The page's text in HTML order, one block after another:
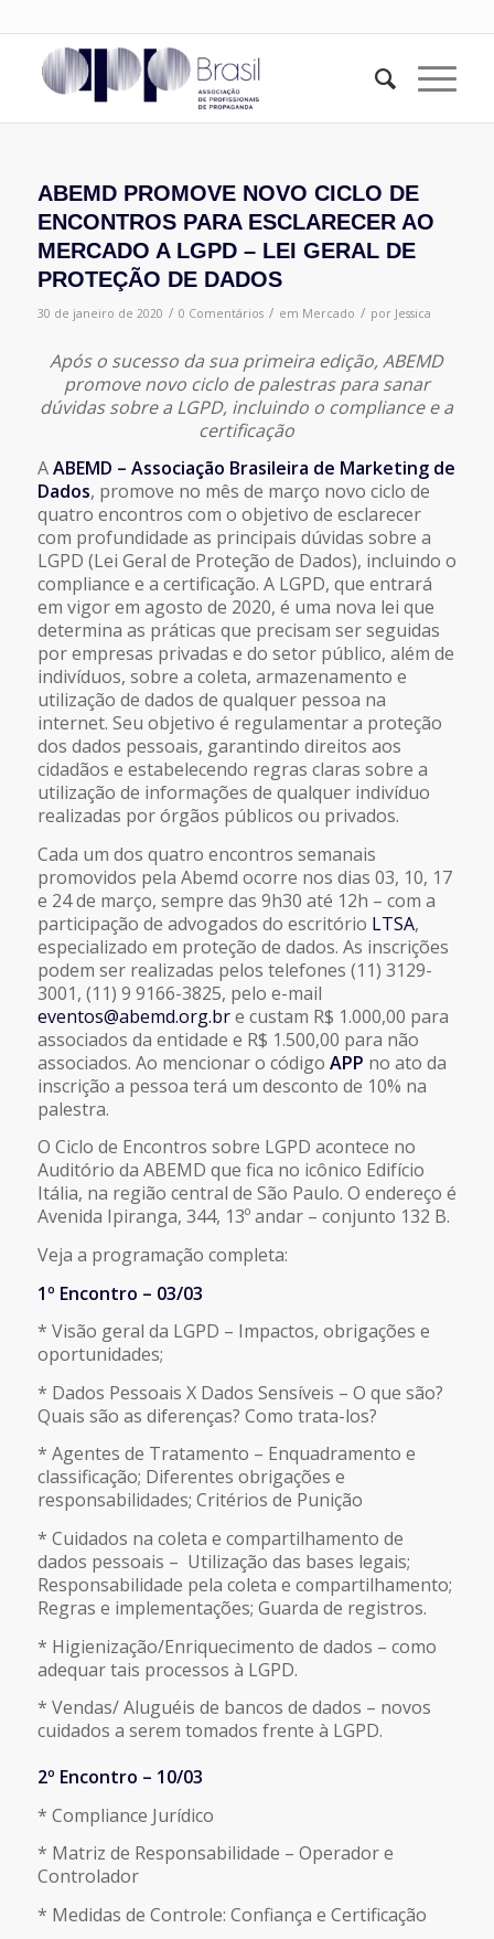
ABEMD PROMOVE NOVO CICLO DE
ENCONTROS PARA ESCLARECER AO
MERCADO A LGPD – LEI GERAL DE
PROTEÇÃO DE DADOS
30 de janeiro de 2020 / 0 Comentários / em Mercado / por Jessica
Após o sucesso da sua primeira edição, ABEMD
promove novo ciclo de palestras para sanar
dúvidas sobre a LGPD, incluindo o compliance e a
certificação
AABEMD – Associação Brasileira de Marketing de
Dados, promove no mês de março novo ciclo de
quatro encontros com o objetivo de esclarecer
com profundidade as principais dúvidas sobre a
LGPD (Lei Geral de Proteção de Dados), incluindo o
compliance e a certificação. A LGPD, que entrará
em vigor em agosto de 2020, é uma nova lei que
determina as práticas que precisam ser seguidas
por empresas privadas e do setor público, além de
indivíduos, sobre a coleta, armazenamento e
utilização de dados de qualquer pessoa na
internet. Seu objetivo é regulamentar a proteção
dos dados pessoais, garantindo direitos aos
cidadãos e estabelecendo regras claras sobre a
utilização de informações de qualquer indivíduo
realizadas por órgãos públicos ou privados.
Cada um dos quatro encontros semanais
promovidos pela Abemd ocorre nos dias 03, 10, 17
e 24 de março, sempre das 9h30 até 12h – com a
participação de advogados do escritório LTSA,
especializado em proteção de dados. As inscrições
podem ser realizadas pelos telefones (11) 3129-
3001, (11) 9 9166-3825, pelo e-mail
eventos@abemd.org.bre custam R$ 1.000,00 para
associados da entidade e R$ 1.500,00 para não
associados. Ao mencionar o código APP no ato da
inscrição a pessoa terá um desconto de 10% na
palestra.
O Ciclo de Encontros sobre LGPD acontece no
Auditório da ABEMD que fica no icônico Edifício
Itália, na região central de São Paulo. O endereço é
Avenida Ipiranga, 344, 13º andar – conjunto 132 B.
Veja a programação completa:
1º Encontro – 03/03
* Visão geral da LGPD – Impactos, obrigações e
oportunidades;
* Dados Pessoais X Dados Sensíveis – O que são?
Quais são as diferenças? Como trata-los?
* Agentes de Tratamento – Enquadramento e
classificação; Diferentes obrigações e
responsabilidades; Critérios de Punição
* Cuidados na coleta e compartilhamento de
dados pessoais – Utilização das bases legais;
Responsabilidade pela coleta e compartilhamento;
Regras e implementações; Guarda de registros.
* Higienização/Enriquecimento de dados – como
adequar tais processos à LGPD.
* Vendas/ Aluguéis de bancos de dados – novos
cuidados a serem tomados frente à LGPD.
2º Encontro – 10/03
* Compliance Jurídico
* Matriz de Responsabilidade – Operador e
Controlador
* Medidas de Controle: Confiança e Certificação